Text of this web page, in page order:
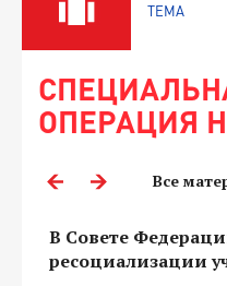
ТЕМА
ОПЕРАЦИЯ
Все
В Совете
ресоциализации